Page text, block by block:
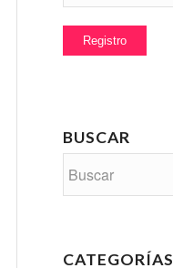
BUSCAR
CATEGORÍAS